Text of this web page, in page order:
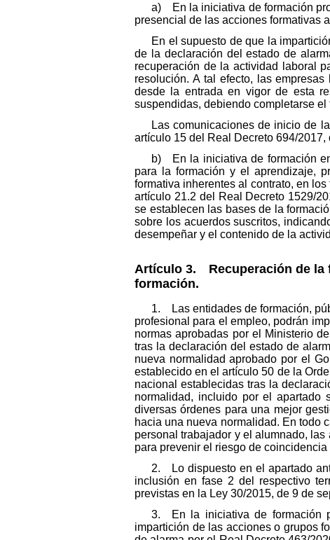
a) En la iniciativa de formación
presencial de las acciones formativas
En el supuesto de que la
de la declaración del estado de
recuperación de la actividad laboral
resolución. A tal efecto, las
desde la entrada en vigor de esta
suspendidas, debiendo completarse
Las comunicaciones de inicio de
artículo 15 del Real Decreto 694/
b) En la iniciativa de formación
para la formación y el aprendizaje,
formativa inherentes al contrato, en
artículo 21.2 del Real Decreto 1529/
se establecen las bases de la
sobre los acuerdos suscritos,
desempeñar y el contenido de la
Artículo 3. Recuperación de la
formación.
1. Las entidades de formación,
profesional para el empleo, podrán
normas aprobadas por el Ministerio
tras la declaración del estado de
nueva normalidad aprobado por el
establecido en el artículo 50 de la
nacional establecidas tras la
normalidad, incluido por el
diversas órdenes para una mejor
hacia una nueva normalidad. En todo
personal trabajador y el alumnado,
para prevenir el riesgo de
2. Lo dispuesto en el apartado
inclusión en fase 2 del respectivo
previstas en la Ley 30/2015, de 9 de
3. En la iniciativa de formación
impartición de las acciones o grupos